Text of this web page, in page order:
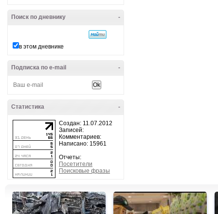
-
Поиск по дневнику
в этом дневнике
-
Подписка по e-mail
-
Статистика
Создан: 11.07.2012
Записей:
Комментариев:
Написано: 15961
Отчеты:
Посетители
Поисковые фразы